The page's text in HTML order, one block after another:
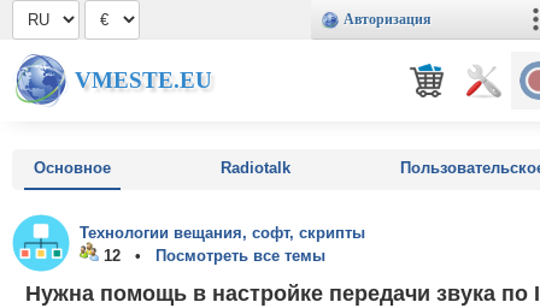
Авторизация
VMESTE.EU
Основное Radiotalk
Технологии вещания, софт, скрипты
12 •
Посмотреть все темы
Нужна помощь в настройке передачи звука по